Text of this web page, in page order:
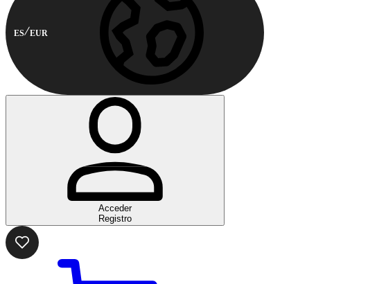
ES EUR
Acceder
Registro